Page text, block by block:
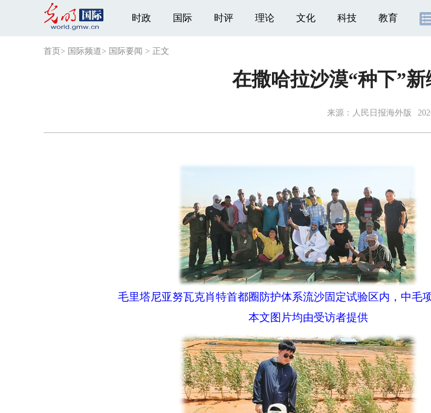
时政 国际 时评 理论 文化 科技 教育
首页 > 国际频道> 国际要闻 > 正文
在撒哈拉沙漠“种下”新
来源： 人民日报海外版
毛里塔尼亚努瓦克肖特首都圈防护体系流沙固定试验区内，中毛项
本文图片均由受访者提供